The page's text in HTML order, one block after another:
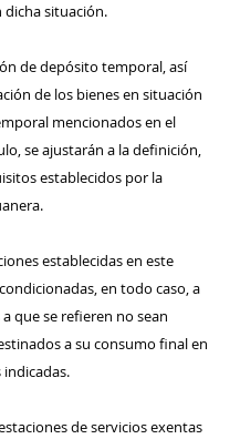
dicha situación.
de depósito temporal, así
de los bienes en situación
mencionados en el
se ajustarán a la definición,
establecidos por la
establecidas en este
en todo caso, a
que se refieren no sean
a su consumo final en
indicadas.
de servicios exentas